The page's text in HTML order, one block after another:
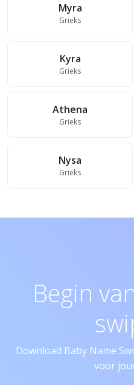
Myra
Grieks
Kyra
Grieks
Athena
Grieks
Nysa
Grieks
Begin
Download Baby Name
voor